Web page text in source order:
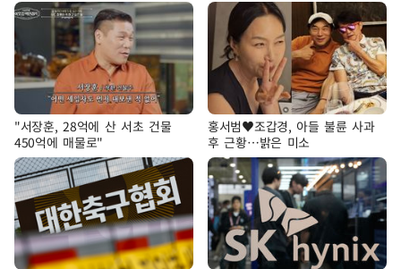
"서장훈, 28억에 산 서초 건물
450억에 매물로"
홍서범♥조갑경, 아들 불륜 사과
후 근황…밝은 미소